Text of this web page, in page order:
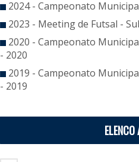
2024 - Campeonato
2023 - Meeting de Futsal -
2020 - Campeonato
- 2020
2019 - Campeonato
- 2019